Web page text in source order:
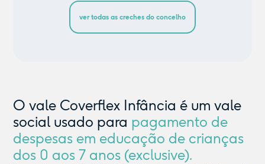
ver todas as creches do concelho
O vale Coverflex Infância é um vale
social usado para pagamento de
despesas em educação de crianças
dos 0 aos 7 anos (exclusive).